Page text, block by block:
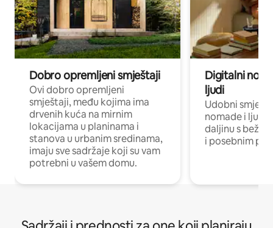
Dobro opremljeni smještaji
Ovi dobro opremljeni
smještaji, među kojima ima
drvenih kuća na mirnim
lokacijama u planinama i
stanova u urbanim sredinama,
imaju sve sadržaje koji su vam
potrebni u vašem domu.
Digitalni
ljudi
Udobni
nomade i ljude
daljinu s
i posebnim